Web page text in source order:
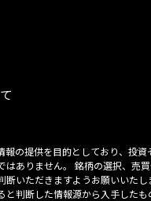
報の提供を目的としており、投資
はありません。 銘柄の選択、売
いただきますようお願いいたし
と判断した情報源から入手したも